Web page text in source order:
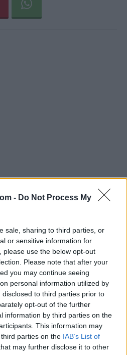
- Do Not Process My
sale, sharing to third parties, or
or sensitive information for
please use the below opt-out
Please note that after your
you may continue seeing
personal information utilized by
to third parties prior to
opt-out of the further
information by third parties on the
This information may
parties on the IAB’s List of
may further disclose it to other
Seuraava artikkeli
Katso video: Afrikan
mestaruuskisoissa väärä
kansallislaulu – pelaajia
pyydettiin laulamaan ilman
säestystä